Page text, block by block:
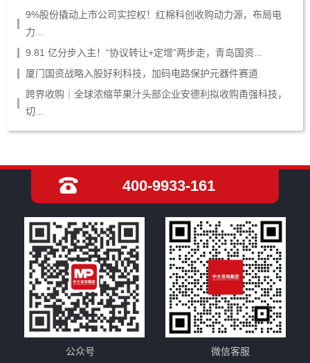
9%股份撬动上市公司实控权！红棉科创收购动力源，布局电
力...
9.81 亿分步入主！“协议转让+定增”两步走，青岛国资...
厦门国资战略入股好利科技，加码电路保护元器件赛道
跨界收购｜全球浓缩苹果汁头部企业安德利拟收购甬强科技，
切...
400-9933-161
公众号 微信客服